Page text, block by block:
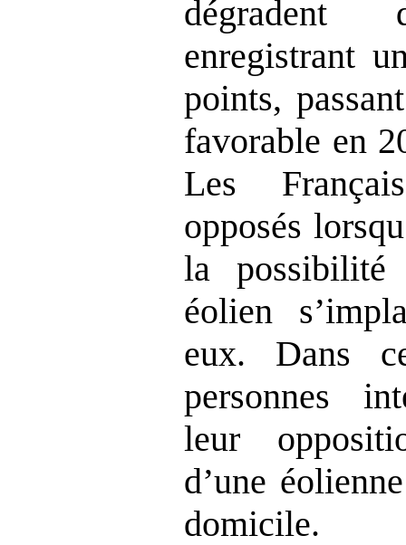
enregistrant
points,
favorable en
Les
opposés
la
éolien
eux. Dans
personnes
leur
d’une
domicile.